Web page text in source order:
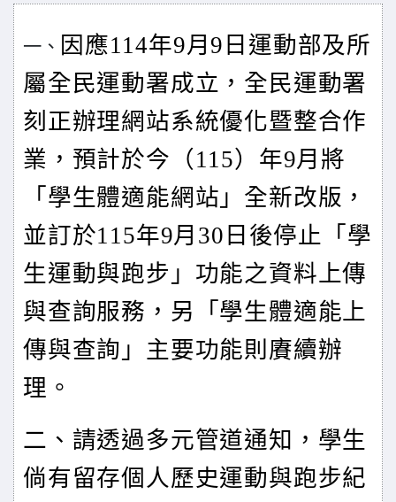
一、 因應114年9月9日運動部及所
屬全民運動署成立，全民運動署
刻正辦理網站系統優化暨整合作
業，預計於今（115）年9月將
「學生體適能網站」全新改版，
並訂於115年9月30日後停止「學
生運動與跑步」功能之資料上傳
與查詢服務，另「學生體適能上
傳與查詢」主要功能則賡續辦
理。
二、請透過多元管道通知，學生
倘有留存個人歷史運動與跑步紀